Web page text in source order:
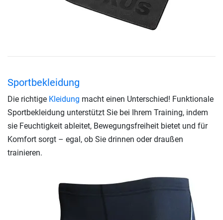
Sportbekleidung
Die richtige Kleidung macht einen Unterschied! Funktionale
Sportbekleidung unterstützt Sie bei Ihrem Training, indem
sie Feuchtigkeit ableitet, Bewegungsfreiheit bietet und für
Komfort sorgt – egal, ob Sie drinnen oder draußen
trainieren.